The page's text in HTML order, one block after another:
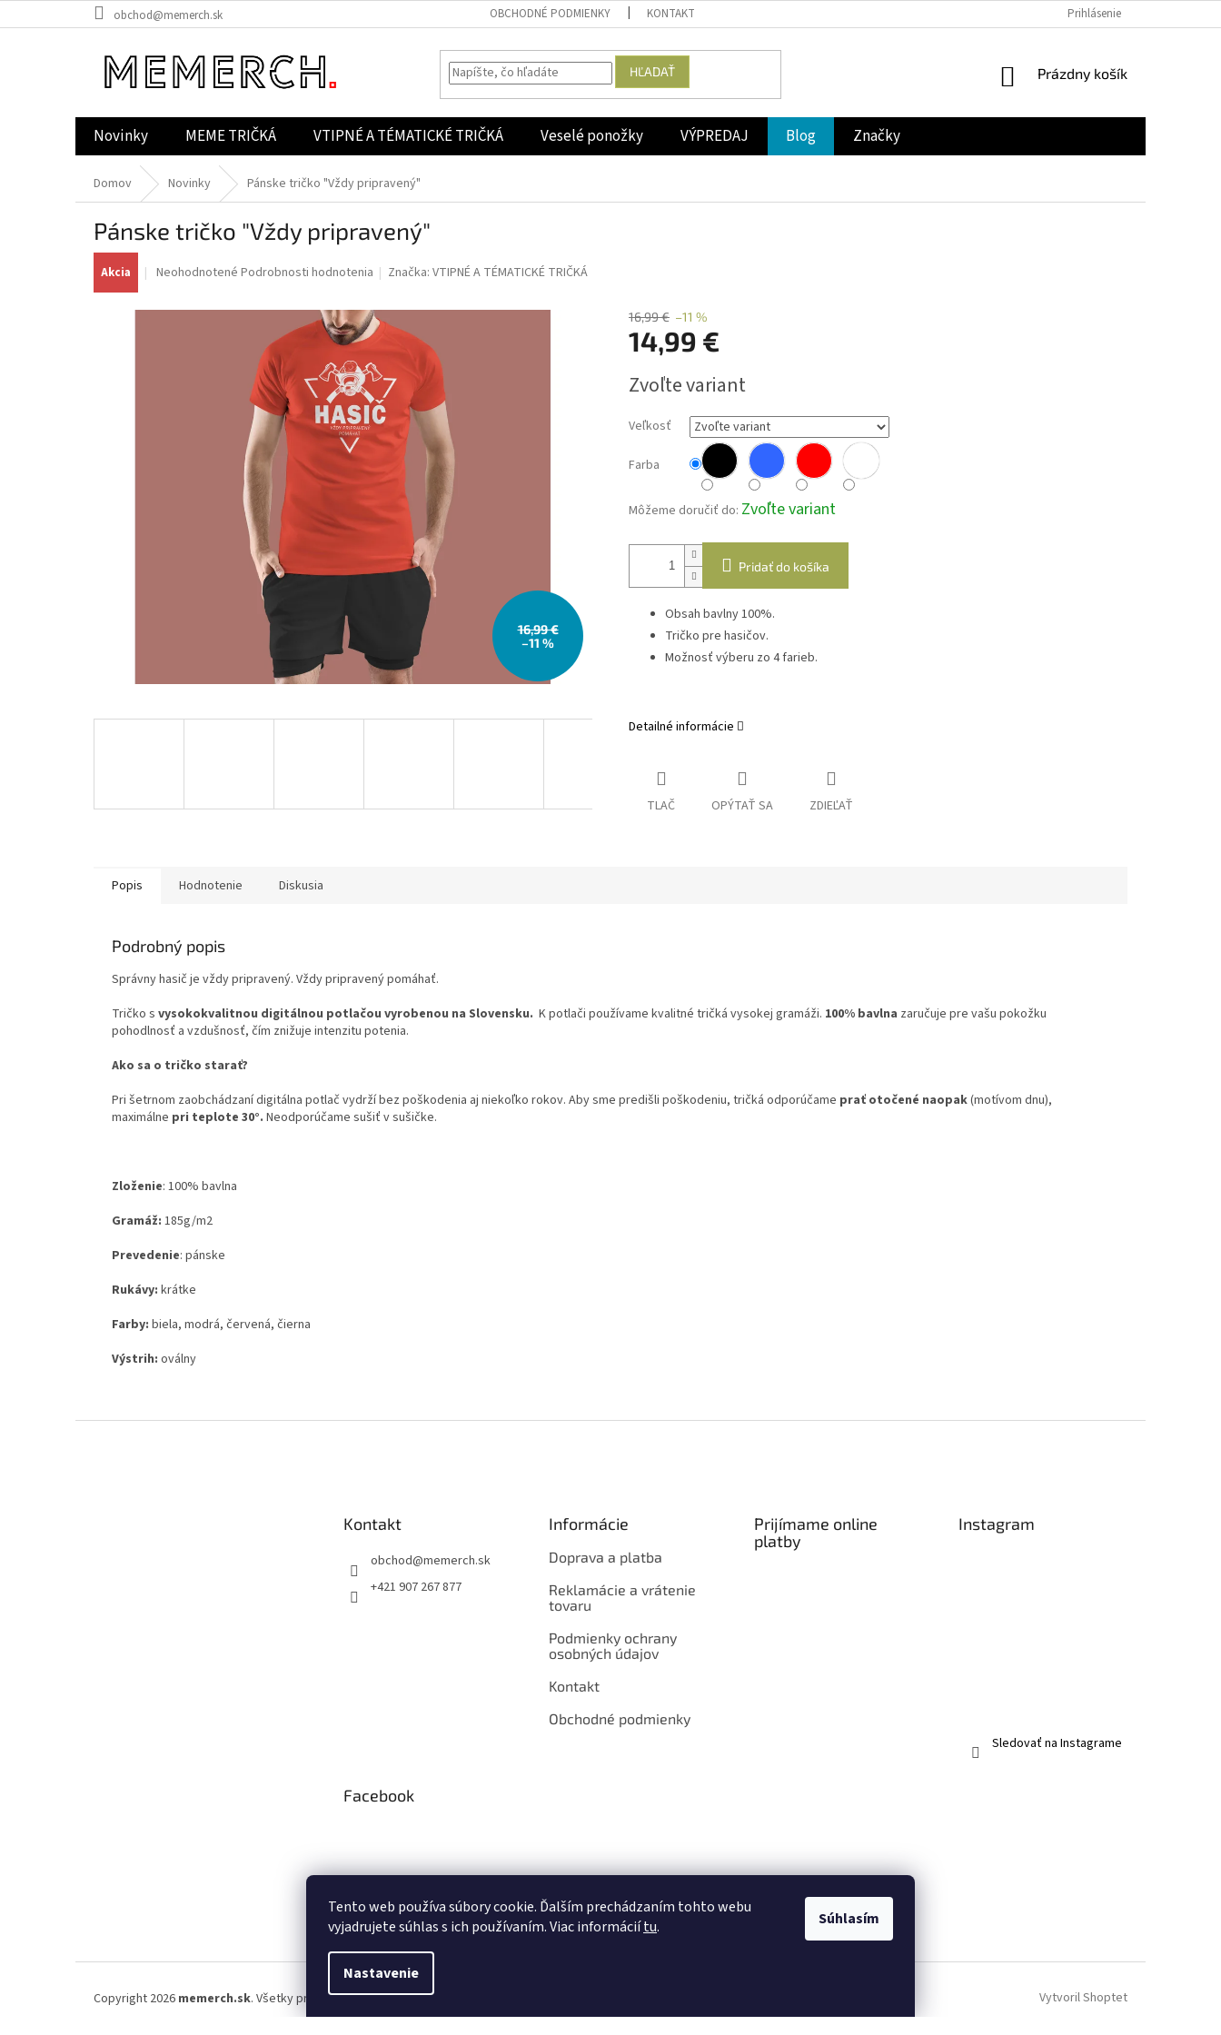
Tento web používa súbory cookie. Ďalším prechádzaním tohto webu
vyjadrujete súhlas s ich používaním. Viac informáciítu.
Nastavenie
Súhlasím
na
obchod@memerch.sk OBCHODNÉ PODMIENKY KONTAKT Prihlásenie
HĽADAŤ
NÁKUPNÝ
Prázdny košík
Novinky MEME TRIČKÁ VTIPNÉ A TÉMATICKÉ TRIČKÁ Veselé ponožky VÝPREDAJ Blog Značky
Domov Novinky Pánske tričko "Vždy pripravený"
Pánske tričko "Vždy pripravený"
Akcia
Priemerné
produktu
Neohodnotené Podrobnosti hodnotenia Značka:VTIPNÉ A TÉMATICKÉ TRIČKÁ
16,99 €
–11 %
16,99 € –11 %
14,99 €
cena:
Zvoľte variant
Veľkosť
Farba
Môžeme doručiť do: Zvoľte variant
Pridať do košíka
Obsah bavlny 100%.
Tričko pre hasičov.
Možnosť výberu zo 4 farieb.
Detailné informácie
TLAČ OPÝTAŤ SA ZDIEĽAŤ
Popis Hodnotenie Diskusia
Podrobný popis
Správny hasič je vždy pripravený. Vždy pripravený pomáhať.
Tričko s vysokokvalitnou digitálnou potlačou vyrobenou na Slovensku. K potlači používame kvalitné tričká vysokej gramáži. 100% bavlna zaručuje pre vašu pokožku
pohodlnosť a vzdušnosť, čím znižuje intenzitu potenia.
Ako sa o tričko starať?
Pri šetrnom zaobchádzaní digitálna potlač vydrží bez poškodenia aj niekoľko rokov. Aby sme predišli poškodeniu, tričká odporúčame prať otočené naopak(motívom dnu),
maximálne pri teplote 30°. Neodporúčame sušiť v sušičke.
Zloženie: 100% bavlna
Gramáž: 185g/m2
Prevedenie: pánske
Rukávy: krátke
Farby: biela, modrá, červená, čierna
Výstrih: oválny
Kontakt
obchod@memerch.sk
+421 907 267 877
Informácie
Doprava a platba
Reklamácie a vrátenie
tovaru
Podmienky ochrany
osobných údajov
Kontakt
Obchodné podmienky
Prijímame online
platby
Instagram
Sledovať na Instagrame
Facebook
Vytvoril Shoptet
Copyright 2026 memerch.sk. Všetky práva vyhradené.